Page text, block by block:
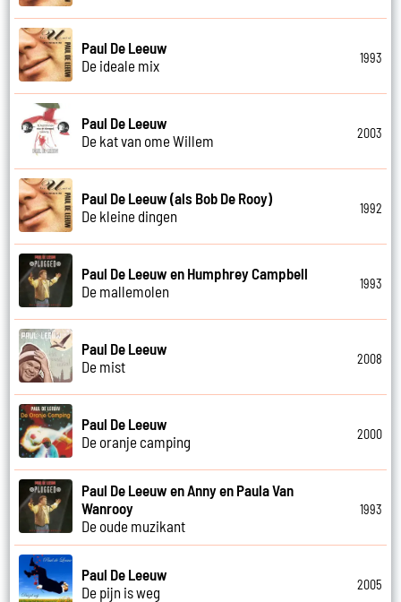
Paul De Leeuw
De ideale mix
1993
Paul De Leeuw
De kat van ome Willem
2003
Paul De Leeuw (als Bob De Rooy)
De kleine dingen
1992
Paul De Leeuw en Humphrey Campbell
De mallemolen
1993
Paul De Leeuw
De mist
2008
Paul De Leeuw
De oranje camping
2000
Paul De Leeuw en Anny en Paula Van
Wanrooy
De oude muzikant
1993
Paul De Leeuw
De pijn is weg
2005